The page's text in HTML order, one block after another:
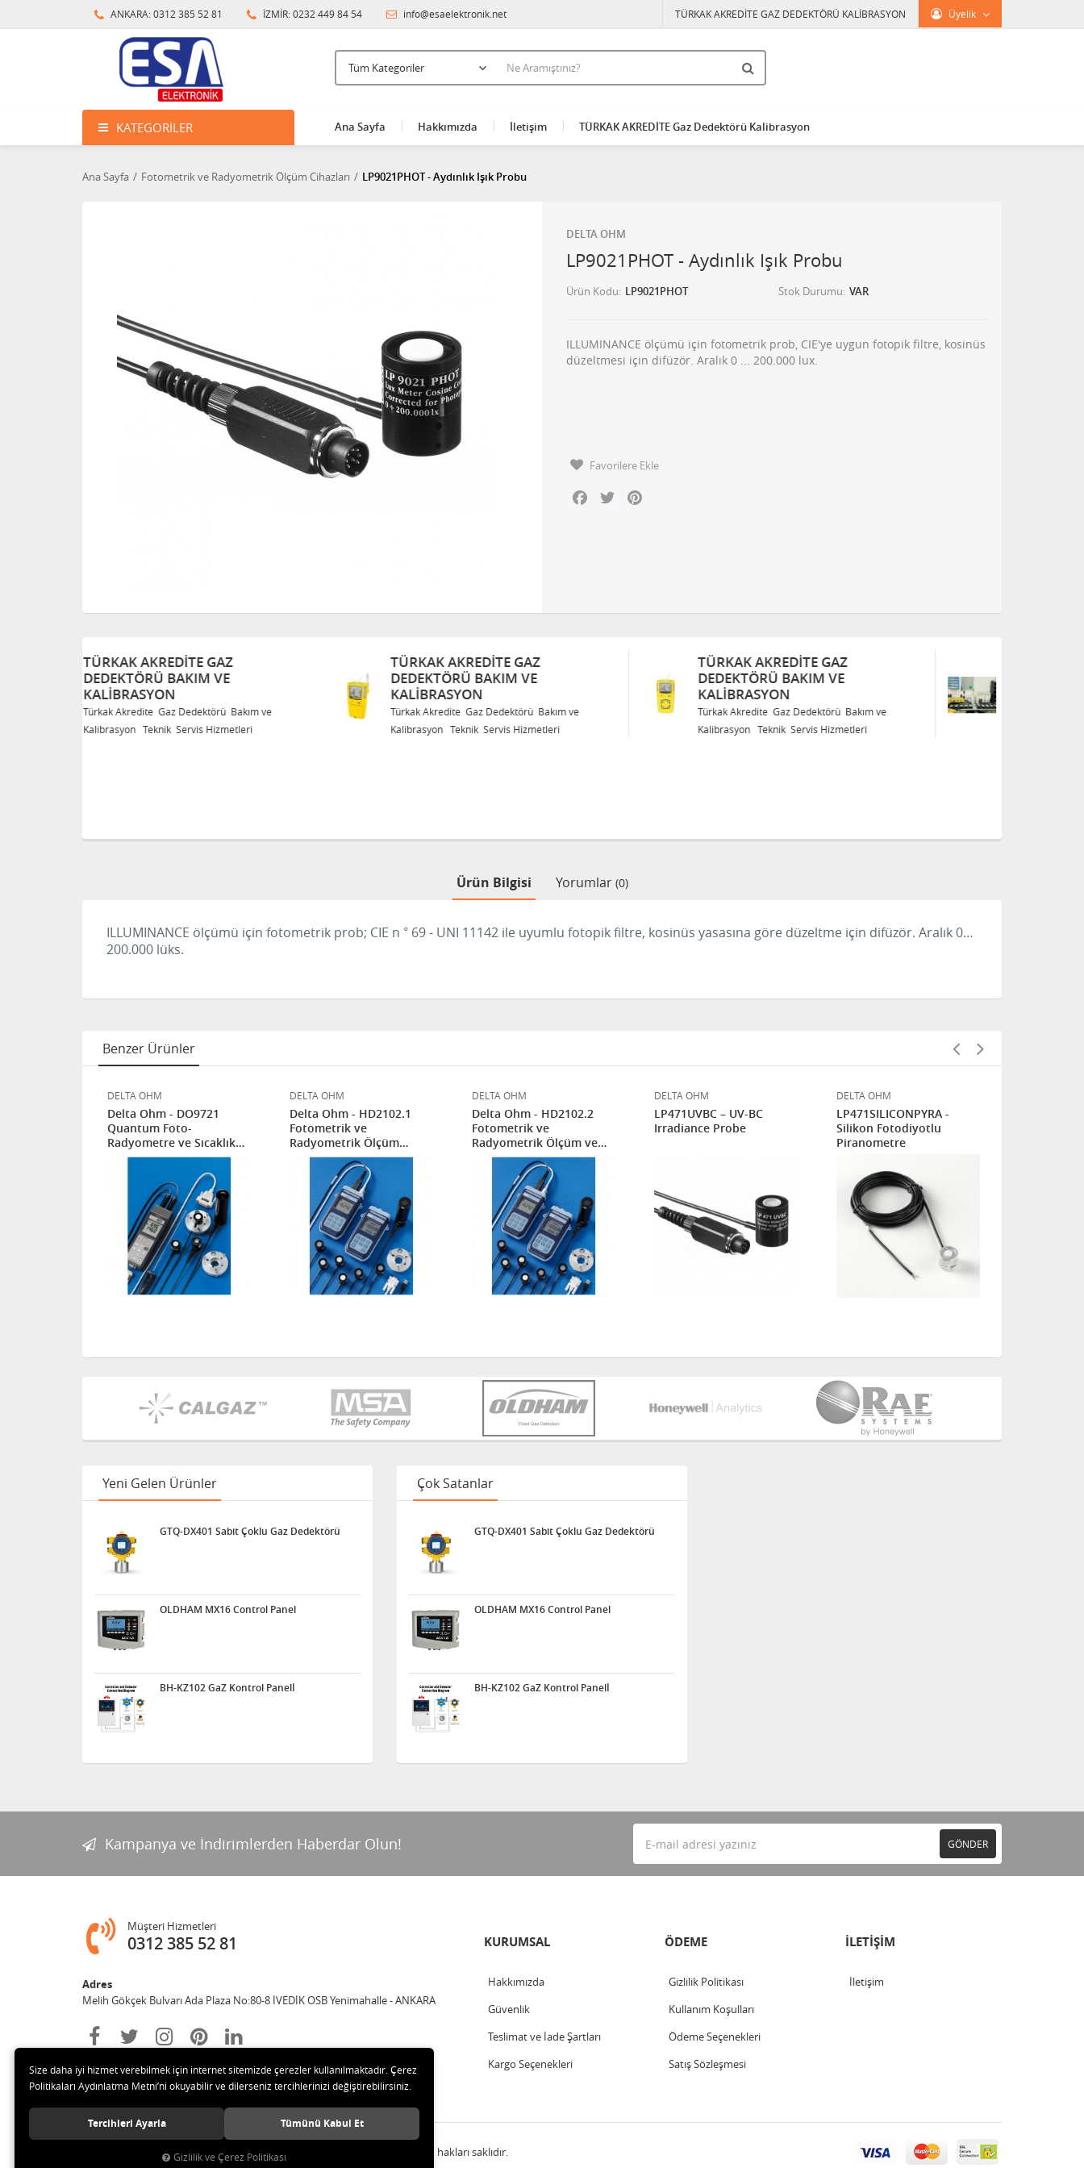
ANKARA: 0312 385 52 81 İZMİR: 0232 449 84 54 info@esaelektronik.net Üyelik
TÜRKAK AKREDİTE GAZ DEDEKTÖRÜ KALİBRASYON
KATEGORILER Ana Sayfa Hakkımızda İletişim TÜRKAK AKREDİTE Gaz Dedektörü Kalibrasyon
Ana Sayfa Fotometrik ve Radyometrik Ölçüm Cihazları LP9021PHOT - Aydınlık Işık Probu
DELTA OHM
LP9021PHOT - Aydınlık Işık Probu
Ürün Kodu LP9021PHOT Stok Durumu VAR
ILLUMINANCE ölçümü için fotometrik prob, CIE'ye uygun fotopik filtre, kosinüs
düzeltmesi için difüzör. Aralık 0 ... 200.000 lux.
Favorilere Ekle
Facebook
Twitter
TÜRKAK AKREDITE GAZ
DEDEKTÖRÜ BAKIM VE
KALIBRASYON
Türkak Akredite Gaz Dedektörü Bakım ve
Kalibrasyon Teknik Servis Hizmetleri
TÜRKAK AKREDITE GAZ
DEDEKTÖRÜ BAKIM VE
KALIBRASYON
Türkak Akredite Gaz Dedektörü Bakım ve
Kalibrasyon Teknik Servis Hizmetleri
TÜRKAK AKREDITE GAZ
DEDEKTÖRÜ BAKIM VE
KALIBRASYON
Türkak Akredite Gaz Dedektörü Bakım ve
Kalibrasyon Teknik Servis Hizmetleri
Ürün Bilgisi Yorumlar (0)
ILLUMINANCE ölçümü için fotometrik prob; CIE n ° 69 - UNI 11142 ile uyumlu fotopik filtre, kosinüs yasasına göre düzeltme için difüzör. Aralık 0…
200.000 lüks.
Benzer Ürünler
DELTA OHM
Delta Ohm - DO9721
Quantum Foto-
Radyometre ve Sıcaklık
Ölçüm ve Kayıt Cihazı
DELTA OHM
Delta Ohm - HD2102.1
Fotometrik ve
Radyometrik Ölçüm
Cihazı
DELTA OHM
Delta Ohm - HD2102.2
Fotometrik ve
Radyometrik Ölçüm ve
Kayıt Cihazı
DELTA OHM
LP471UVBC – UV-BC
Irradiance Probe
DELTA OHM
LP471SILICONPYRA -
Silikon Fotodiyotlu
Piranometre
Yeni Gelen Ürünler
GTQ-DX401 Sabit Çoklu Gaz Dedektörü
OLDHAM MX16 Control Panel
BH-KZ102 GaZ Kontrol Panelİ
Çok Satanlar
GTQ-DX401 Sabit Çoklu Gaz Dedektörü
OLDHAM MX16 Control Panel
BH-KZ102 GaZ Kontrol Panelİ
Kampanya ve İndirimlerden Haberdar Olun! GÖNDER
Müşteri Hizmetleri
0312 385 52 81
Adres
Melih Gökçek Bulvarı Ada Plaza No:80-8 İVEDİK OSB Yenimahalle - ANKARA
KURUMSAL
Hakkımızda
Güvenlik
Teslimat ve İade Şartları
Kargo Seçenekleri
ÖDEME
Gizlilik Politikası
Kullanım Koşulları
Ödeme Seçenekleri
Satış Sözleşmesi
İLETİŞİM
İletişim
© 2020 ESA ÖLÇÜM VE TEST CİHAZLARI ELEKTRONİK SAN TİC LTD ŞTİ Tüm hakları saklıdır.
Size daha iyi hizmet verebilmek için internet sitemizde çerezler kullanılmaktadır. Çerez
Politikaları Aydınlatma Metni’ni okuyabilir ve dilerseniz tercihlerinizi değiştirebilirsiniz.
Tercihleri Ayarla Tümünü Kabul Et
Gizlilik ve Çerez Politikası